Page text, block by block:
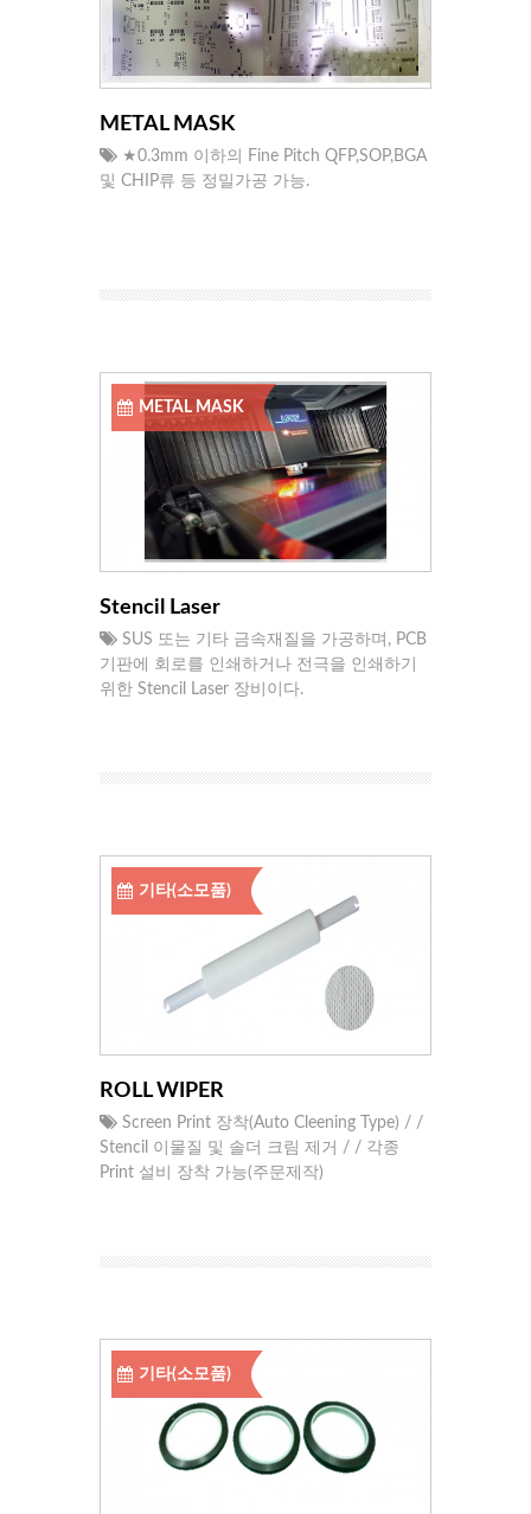
METAL MASK
★0.3mm 이하의 Fine Pitch QFP,SOP,BGA
및 CHIP류 등 정밀가공 가능.
METAL MASK
Stencil Laser
SUS 또는 기타 금속재질을 가공하며, PCB
기판에 회로를 인쇄하거나 전극을 인쇄하기
위한 Stencil Laser 장비이다.
기타(소모품)
ROLL WIPER
Screen Print 장착(Auto Cleening Type) / /
Stencil 이물질 및 솔더 크림 제거 / / 각종
Print 설비 장착 가능(주문제작)
기타(소모품)